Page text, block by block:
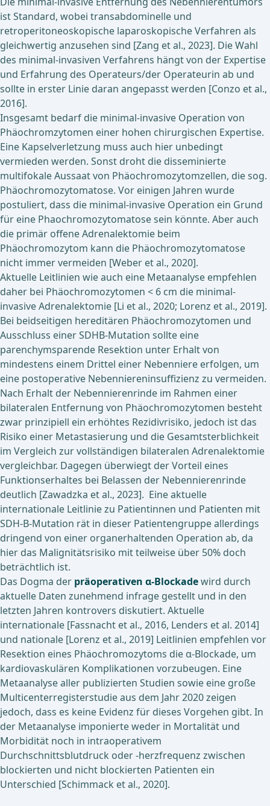
ist Standard, wobei transabdominelle und
retroperitoneoskopische laparoskopische Verfahren als
gleichwertig anzusehen sind [Zang et al., 2023]. Die Wahl
des minimal-invasiven Verfahrens hängt von der Expertise
und Erfahrung des Operateurs/der Operateurin ab und
sollte in erster Linie daran angepasst werden [Conzo et al.,
2016].
Insgesamt bedarf die minimal-invasive Operation von
Phäochromzytomen einer hohen chirurgischen Expertise.
Eine Kapselverletzung muss auch hier unbedingt
vermieden werden. Sonst droht die disseminierte
multifokale Aussaat von Phäochromozytomzellen, die sog.
Phäochromozytomatose. Vor einigen Jahren wurde
postuliert, dass die minimal-invasive Operation ein Grund
für eine Phaochromozytomatose sein könnte. Aber auch
die primär offene Adrenalektomie beim
Phäochromozytom kann die Phäochromozytomatose
nicht immer vermeiden [Weber et al., 2020].
Aktuelle Leitlinien wie auch eine Metaanalyse empfehlen
daher bei Phäochromozytomen < 6 cm die minimal-
invasive Adrenalektomie [Li et al., 2020; Lorenz et al., 2019].
Bei beidseitigen hereditären Phäochromozytomen und
Ausschluss einer SDHB-Mutation sollte eine
parenchymsparende Resektion unter Erhalt von
mindestens einem Drittel einer Nebenniere erfolgen, um
eine postoperative Nebenniereninsuffizienz zu vermeiden.
Nach Erhalt der Nebennierenrinde im Rahmen einer
bilateralen Entfernung von Phäochromozytomen besteht
zwar prinzipiell ein erhöhtes Rezidivrisiko, jedoch ist das
Risiko einer Metastasierung und die Gesamtsterblichkeit
im Vergleich zur vollständigen bilateralen Adrenalektomie
vergleichbar. Dagegen überwiegt der Vorteil eines
Funktionserhaltes bei Belassen der Nebennierenrinde
deutlich [Zawadzka et al., 2023]. Eine aktuelle
internationale Leitlinie zu Patientinnen und Patienten mit
SDH-B-Mutation rät in dieser Patientengruppe allerdings
dringend von einer organerhaltenden Operation ab, da
hier das Malignitätsrisiko mit teilweise über 50% doch
beträchtlich ist.
Das Dogma der präoperativen α-Blockadewird durch
aktuelle Daten zunehmend infrage gestellt und in den
letzten Jahren kontrovers diskutiert. Aktuelle
internationale [Fassnacht et al., 2016, Lenders et al. 2014]
und nationale [Lorenz et al., 2019] Leitlinien empfehlen vor
Resektion eines Phäochromozytoms die α-Blockade, um
kardiovaskulären Komplikationen vorzubeugen. Eine
Metaanalyse aller publizierten Studien sowie eine große
Multicenterregisterstudie aus dem Jahr 2020 zeigen
jedoch, dass es keine Evidenz für dieses Vorgehen gibt. In
der Metaanalyse imponierte weder in Mortalität und
Morbidität noch in intraoperativem
Durchschnittsblutdruck oder -herzfrequenz zwischen
blockierten und nicht blockierten Patienten ein
Unterschied [Schimmack et al., 2020].